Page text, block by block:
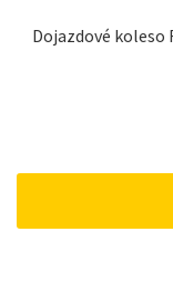
Dojazdové koleso